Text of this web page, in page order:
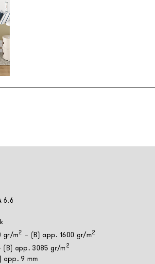
6.6
gr/m2 – (B) app. 1600 gr/m2
(B) app. 3085 gr/m 2
app. 9 mm